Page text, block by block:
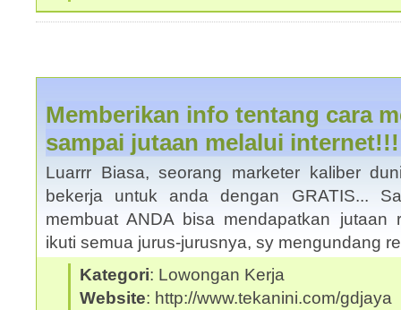
Memberikan info tentang cara
sampai jutaan melalui
Luarrr Biasa, seorang marketer kaliber
bekerja untuk anda dengan GRATIS...
membuat ANDA bisa mendapatkan jutaan
ikuti semua jurus-jurusnya, sy mengundang
Kategori: Lowongan Kerja
Website: http://www.tekanini.com/gdjaya